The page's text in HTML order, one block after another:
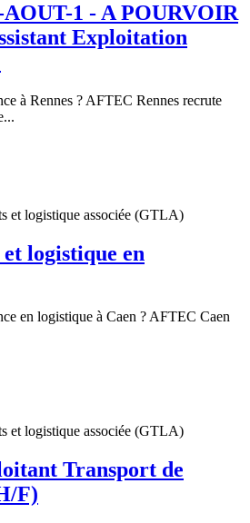
1 - A POURVOIR
Exploitation
à Rennes ? AFTEC Rennes recrute
et logistique associée (GTLA)
logistique en
en logistique à Caen ? AFTEC Caen
et logistique associée (GTLA)
Transport de
F)